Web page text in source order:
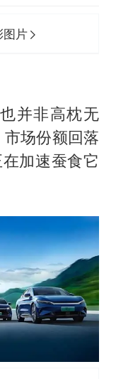
图片
并非高枕无
场份额回落
加速蚕食它